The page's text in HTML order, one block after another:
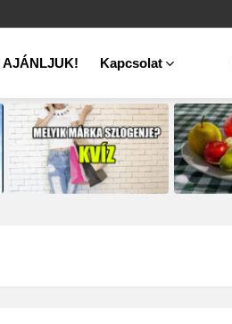
AJÁNLJUK! Kapcsolat